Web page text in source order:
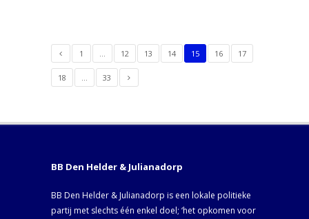
1 … 12 13 14 15 16 17
18 … 33
BB Den Helder & Julianadorp
BB Den Helder & Julianadorp is een lokale politieke
partij met slechts één enkel doel; ‘het opkomen voor